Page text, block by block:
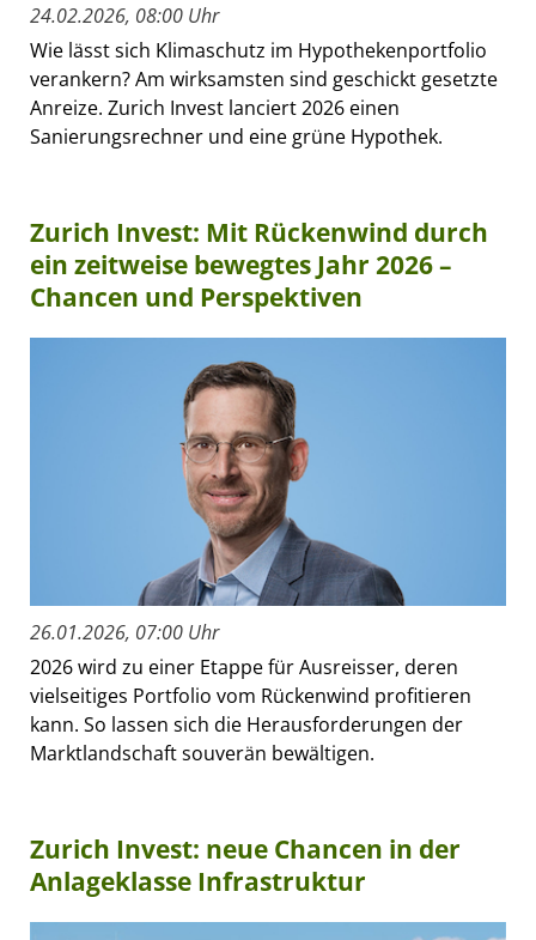
24.02.2026, 08:00 Uhr
Wie lässt sich Klimaschutz im Hypothekenportfolio
verankern? Am wirksamsten sind geschickt gesetzte
Anreize. Zurich Invest lanciert 2026 einen
Sanierungsrechner und eine grüne Hypothek.
Zurich Invest: Mit Rückenwind durch
ein zeitweise bewegtes Jahr 2026 –
Chancen und Perspektiven
26.01.2026, 07:00 Uhr
2026 wird zu einer Etappe für Ausreisser, deren
vielseitiges Portfolio vom Rückenwind profitieren
kann. So lassen sich die Herausforderungen der
Marktlandschaft souverän bewältigen.
Zurich Invest: neue Chancen in der
Anlageklasse Infrastruktur